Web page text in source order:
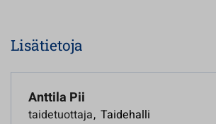
Lisätietoja
Anttila Pii
taidetuottaja, Taidehalli